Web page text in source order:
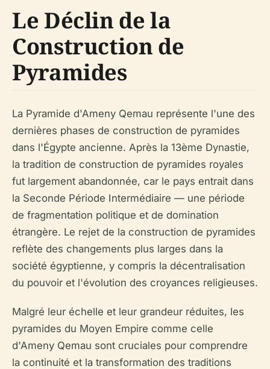
Le Déclin de la
Construction de
Pyramides
La Pyramide d'Ameny Qemau représente l'une des
dernières phases de construction de pyramides
dans l'Égypte ancienne. Après la 13ème Dynastie,
la tradition de construction de pyramides royales
fut largement abandonnée, car le pays entrait dans
la Seconde Période Intermédiaire — une période
de fragmentation politique et de domination
étrangère. Le rejet de la construction de pyramides
reflète des changements plus larges dans la
société égyptienne, y compris la décentralisation
du pouvoir et l'évolution des croyances religieuses.
Malgré leur échelle et leur grandeur réduites, les
pyramides du Moyen Empire comme celle
d'Ameny Qemau sont cruciales pour comprendre
la continuité et la transformation des traditions